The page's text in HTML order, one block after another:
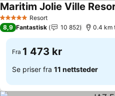
5 Stjerner Resort
Maritim Jolie Ville
8,9 Fantastisk 10 852 0.4 km
Fra 1 473 kr
Se priser fra 11 nettsteder